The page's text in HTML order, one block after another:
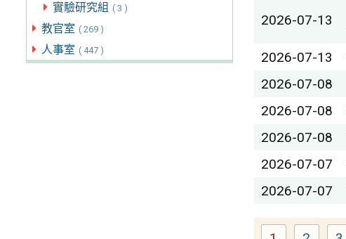
實驗研究組 ( 3 )
教官室 ( 269 )
人事室 ( 447 )
2026-07-13
2026-07-13
2026-07-08
2026-07-08
2026-07-08
2026-07-07
2026-07-07